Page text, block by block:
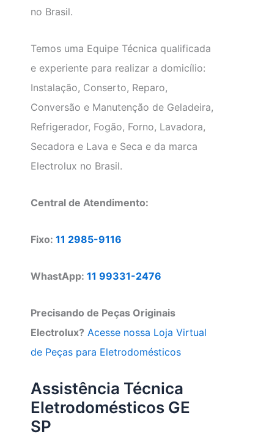
no Brasil.
Temos uma Equipe Técnica qualificada
e experiente para realizar a domicílio:
Instalação, Conserto, Reparo,
Conversão e Manutenção de Geladeira,
Refrigerador, Fogão, Forno, Lavadora,
Secadora e Lava e Seca e da marca
Electrolux no Brasil.
Central de Atendimento:
Fixo: 11 2985-9116
WhastApp: 11 99331-2476
Precisando de Peças Originais
Electrolux? Acesse nossa Loja Virtual
de Peças para Eletrodomésticos
Assistência Técnica
Eletrodomésticos GE
SP